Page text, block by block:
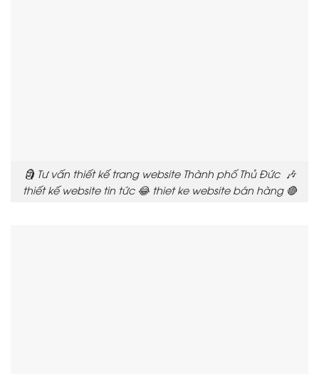
🗿 Tư vấn thiết kế trang website Thành phố Thủ Đức 🎶
thiết kế website tin tức 😂 thiet ke website bán hàng 🔴